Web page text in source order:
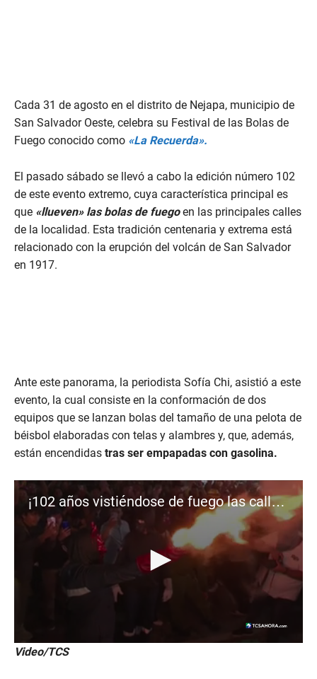
Cada 31 de agosto en el distrito de Nejapa, municipio de
San Salvador Oeste, celebra su Festival de las Bolas de
Fuego conocido como «La Recuerda».
El pasado sábado se llevó a cabo la edición número 102
de este evento extremo, cuya característica principal es
que «llueven» las bolas de fuegoen las principales calles
de la localidad. Esta tradición centenaria y extrema está
relacionado con la erupción del volcán de San Salvador
en 1917.
Ante este panorama, la periodista Sofía Chi, asistió a este
evento, la cual consiste en la conformación de dos
equipos que se lanzan bolas del tamaño de una pelota de
béisbol elaboradas con telas y alambres y, que, además,
están encendidas tras ser empapadas con gasolina.
¡102 años vistiéndose de fuego las calles de Nejapa!
0
s
Video/TCS